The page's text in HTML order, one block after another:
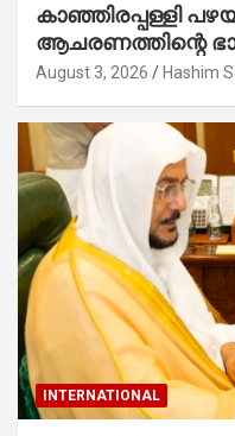
കാഞ്ഞിരപ്പള്ളി
ആചരണത്തിന്റെ
കാൽനാട്ട് കർമ്മം
August 3, 2026 Hashim
INTERNATIONAL